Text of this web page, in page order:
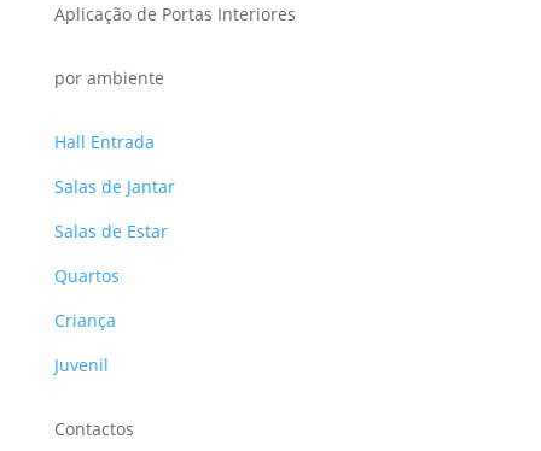
Aplicação de Portas Interiores
por ambiente
Hall Entrada
Salas de Jantar
Salas de Estar
Quartos
Criança
Juvenil
Contactos